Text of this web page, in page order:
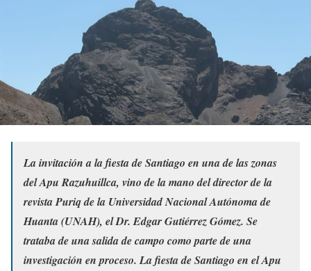
La invitación a la fiesta de Santiago en una de las zonas
del Apu Razuhuillca, vino de la mano del director de la
revista Puriq de la Universidad Nacional Autónoma de
Huanta (UNAH), el Dr. Edgar Gutiérrez Gómez. Se
trataba de una salida de campo como parte de una
investigación en proceso. La fiesta de Santiago en el Apu